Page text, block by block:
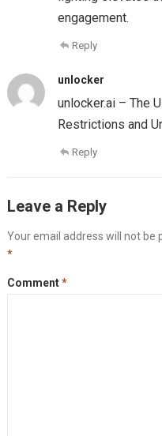
engagement.
Reply
unlocker
unlocker.ai – The
Restrictions and
Reply
Leave a Reply
Your email address will not be
*
Comment*